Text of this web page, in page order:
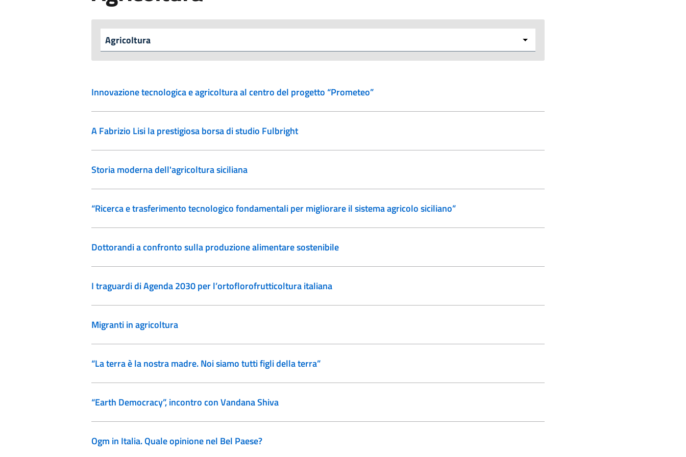
Innovazione tecnologica e agricoltura al centro del progetto “Prometeo”
A Fabrizio Lisi la prestigiosa borsa di studio Fulbright
Storia moderna dell'agricoltura siciliana
“Ricerca e trasferimento tecnologico fondamentali per migliorare il sistema agricolo siciliano”
Dottorandi a confronto sulla produzione alimentare sostenibile
I traguardi di Agenda 2030 per l’ortoflorofrutticoltura italiana
Migranti in agricoltura
“La terra è la nostra madre. Noi siamo tutti figli della terra”
“Earth Democracy”, incontro con Vandana Shiva
Ogm in Italia. Quale opinione nel Bel Paese?